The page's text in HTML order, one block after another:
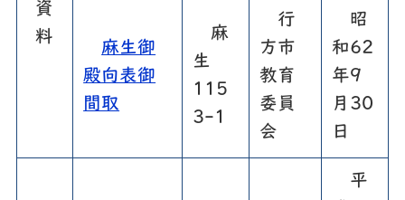
資
料
麻生御
殿向表御
間取
麻
生
115
3-1
行
方市
教育
委員
会
昭
和62
年9
月30
日
平